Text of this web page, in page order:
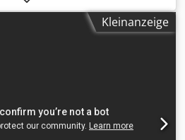
420/165/H335 mm -Gewicht:
Kleinanzeige